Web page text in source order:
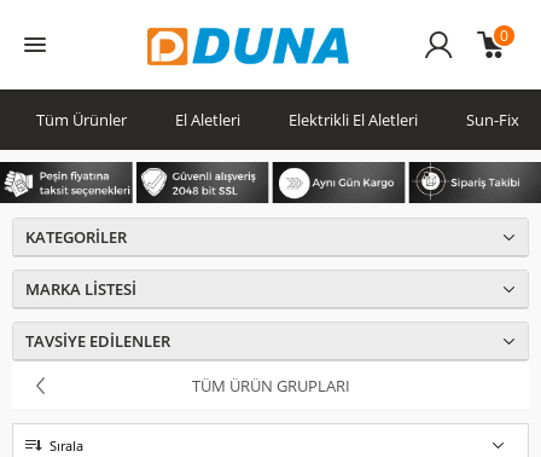
0
Tüm Ürünler El Aletleri Elektrikli El Aletleri Sun-Fix
KATEGORILER
MARKA LISTESI
TAVSIYE EDILENLER
TÜM ÜRÜN GRUPLARI
Sırala